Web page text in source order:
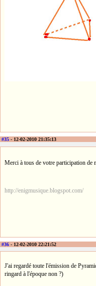
#35 - 12-02-2010 21:35:13
Merci à tous de votre participation de
http://enigmusique.blogspot.com/
#36 - 12-02-2010 22:21:52
J'ai regardé toute l'émission de
ringard à l'époque non ?)